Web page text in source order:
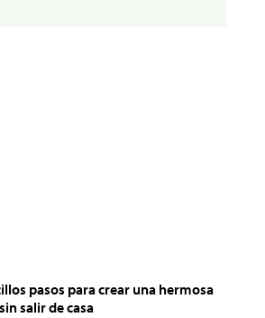
pasos para crear una hermosa
salir de casa